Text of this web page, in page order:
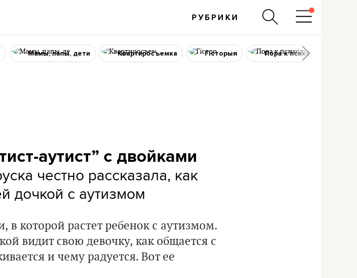
РУБРИКИ
Мамы, папы, дети Квартиросъемка Гісторыя Пора к психологу
аутист” с двойками
честно рассказала, как
дочкой с аутизмом
в которой растет ребенок с аутизмом.
видит свою девочку, как общается с
и чему радуется. Вот ее